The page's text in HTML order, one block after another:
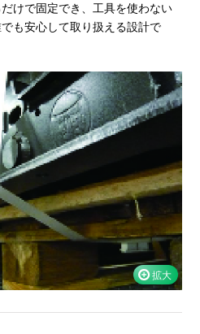
けで固定でき、工具を使わない
も安心して取り扱える設計で